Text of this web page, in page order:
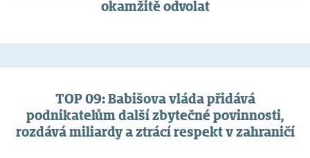
okamžitě odvolat
TOP 09: Babišova vláda přidává
podnikatelům další zbytečné povinnosti,
rozdává miliardy a ztrácí respekt v zahraničí